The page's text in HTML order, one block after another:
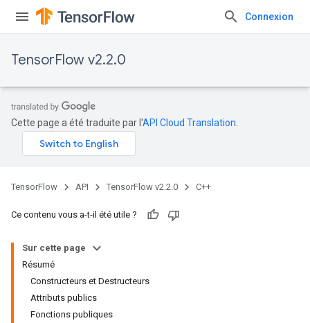
Connexion
TensorFlow v2.2.0
Cette page a été traduite par l'API Cloud Translation
TensorFlow API TensorFlow v2.2.0 C++
Ce contenu vous a-t-il été utile ?
Sur cette page
Résumé
Constructeurs et Destructeurs
Attributs publics
Fonctions publiques